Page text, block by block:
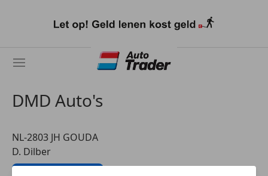
naar
DMD Auto's
NL-2803 JH GOUDA
D. Dilber